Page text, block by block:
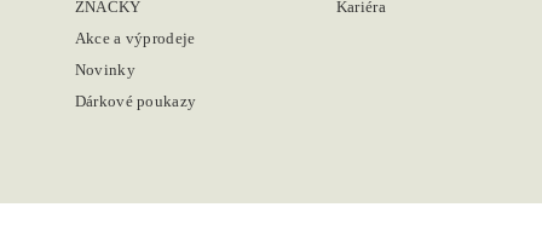
ZNAČKY
Akce a výprodeje
Novinky
Dárkové poukazy
Kariéra